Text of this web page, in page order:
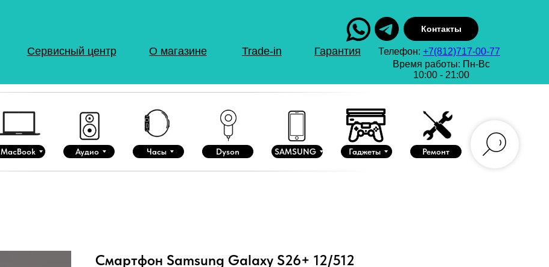
Гарантия
Сервисный центр О магазине Телефон: +7(812)717-00-77
Контакты
Trade-in
Время работы: Пн-Вс
10:00 - 21:00
MacBook Аудио Часы Dyson Гаджеты
SAMSUNG Ремонт
Смартфон Samsung Galaxy S26+ 12/512